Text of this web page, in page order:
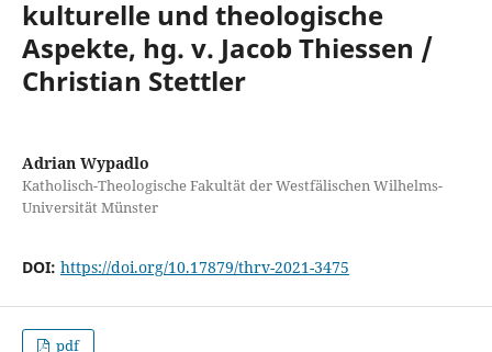
kulturelle und theologische
Aspekte, hg. v. Jacob Thiessen /
Christian Stettler
Adrian Wypadlo
Katholisch-Theologische Fakultät der Westfälischen Wilhelms-
Universität Münster
DOI: https://doi.org/10.17879/thrv-2021-3475
pdf